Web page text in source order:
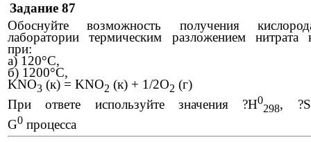
Задание 87
Обоснуйте возможность получения
лаборатории термическим разложением нитрата
при:
а) 120°С,
б) 1200°С,
KNO3 (к) = KNO2 (к) + 1/2O2 (г)
При ответе используйте значения ?H0
298, ?S
G0 процесса